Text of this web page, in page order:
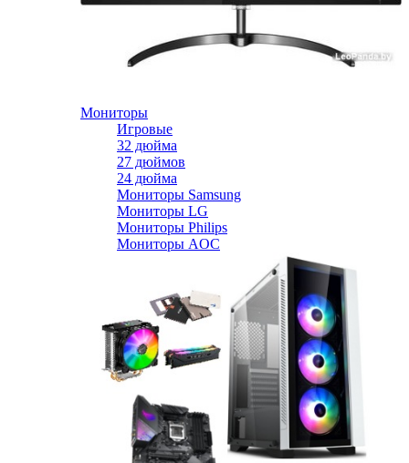
Мониторы
Игровые
32 дюйма
27 дюймов
24 дюйма
Мониторы Samsung
Мониторы LG
Мониторы Philips
Мониторы AOC